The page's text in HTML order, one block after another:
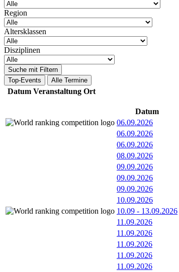
Region
Altersklassen
Disziplinen
Suche mit Filtern
Top-Events
Alle Termine
Datum Veranstaltung Ort
Datum
06.09.2026
06.09.2026
06.09.2026
08.09.2026
09.09.2026
09.09.2026
09.09.2026
10.09.2026
10.09 - 13.09.2026
11.09.2026
11.09.2026
11.09.2026
11.09.2026
11.09.2026